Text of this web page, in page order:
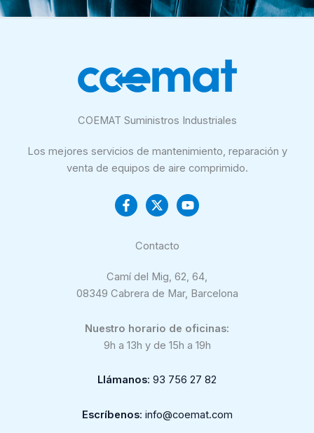
COEMAT Suministros Industriales
Los mejores servicios de mantenimiento, reparación y
venta de equipos de aire comprimido.
Contacto
Camí del Mig, 62, 64,
08349 Cabrera de Mar, Barcelona
Nuestro horario de oficinas:
9h a 13h y de 15h a 19h
Llámanos: 93 756 27 82
Escríbenos: info@coemat.com